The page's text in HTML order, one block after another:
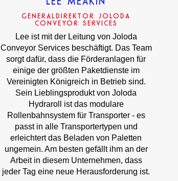
GENERALDIREKTOR JOLODA
CONVEYOR SERVICES
Lee ist mit der Leitung von Joloda
Conveyor Services beschäftigt. Das Team
sorgt dafür, dass die Förderanlagen für
einige der größten Paketdienste im
Vereinigten Königreich in Betrieb sind.
Sein Lieblingsprodukt von Joloda
Hydraroll ist das modulare
Rollenbahnsystem für Transporter - es
passt in alle Transportertypen und
erleichtert das Beladen von Paletten
ungemein. Am besten gefällt ihm an der
Arbeit in diesem Unternehmen, dass
jeder Tag eine neue Herausforderung ist.